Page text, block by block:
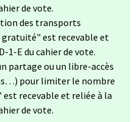
de vote.
des transports
est recevable et
1-E du cahier de vote.
partage ou un libre-accès
pour limiter le nombre
recevable et reliée à la
de vote.